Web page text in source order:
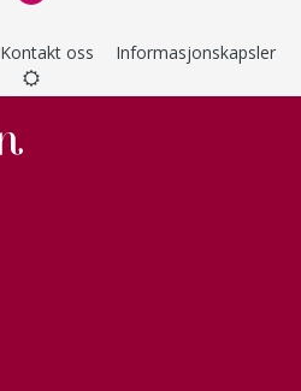
Kontakt oss Informasjonskapsler